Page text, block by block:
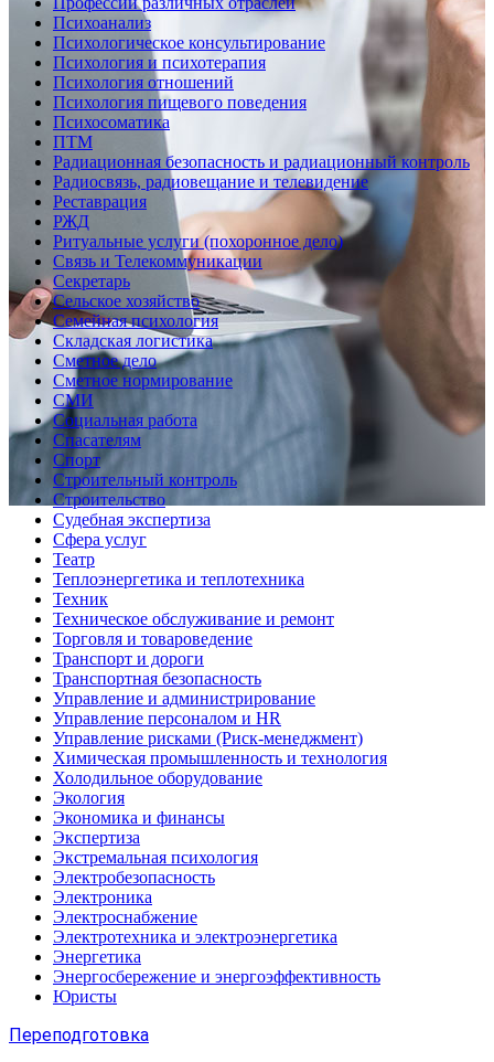
Психоанализ
Психологическое консультирование
Психология и психотерапия
Психология отношений
Психология пищевого поведения
Психосоматика
ПТМ
Радиационная безопасность и радиационный контроль
Радиосвязь, радиовещание и телевидение
Реставрация
РЖД
Ритуальные услуги (похоронное дело)
Связь и Телекоммуникации
Секретарь
Сельское хозяйство
Семейная психология
Складская логистика
Сметное дело
Сметное нормирование
СМИ
Социальная работа
Спасателям
Спорт
Строительный контроль
Строительство
Судебная экспертиза
Сфера услуг
Театр
Теплоэнергетика и теплотехника
Техник
Техническое обслуживание и ремонт
Торговля и товароведение
Транспорт и дороги
Транспортная безопасность
Управление и администрирование
Управление персоналом и HR
Управление рисками (Риск-менеджмент)
Химическая промышленность и технология
Холодильное оборудование
Экология
Экономика и финансы
Экспертиза
Экстремальная психология
Электробезопасность
Электроника
Электроснабжение
Электротехника и электроэнергетика
Энергетика
Энергосбережение и энергоэффективность
Юристы
Переподготовка